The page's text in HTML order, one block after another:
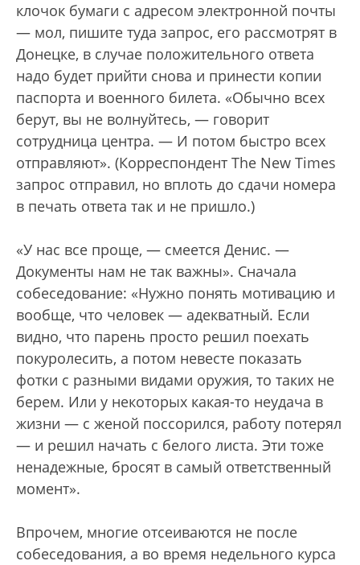
клочок бумаги с адресом электронной почты
— мол, пишите туда запрос, его рассмотрят в
Донецке, в случае положительного ответа
надо будет прийти снова и принести копии
паспорта и военного билета. «Обычно всех
берут, вы не волнуйтесь, — говорит
сотрудница центра. — И потом быстро всех
отправляют». (Корреспондент The New Times
запрос отправил, но вплоть до сдачи номера
в печать ответа так и не пришло.)
«У нас все проще, — смеется Денис. —
Документы нам не так важны». Сначала
собеседование: «Нужно понять мотивацию и
вообще, что человек — адекватный. Если
видно, что парень просто решил поехать
покуролесить, а потом невесте показать
фотки с разными видами оружия, то таких не
берем. Или у некоторых какая-то неудача в
жизни — с женой поссорился, работу потерял
— и решил начать с белого листа. Эти тоже
ненадежные, бросят в самый ответственный
момент».
Впрочем, многие отсеиваются не после
собеседования, а во время недельного курса